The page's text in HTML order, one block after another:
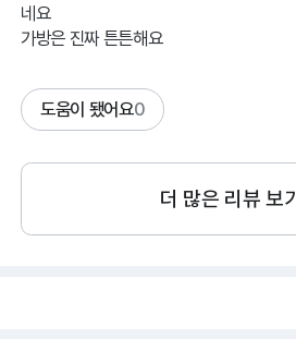
네요
가방은 진짜 튼튼해요
도움이 됐어요0
더 많은 리뷰 보기